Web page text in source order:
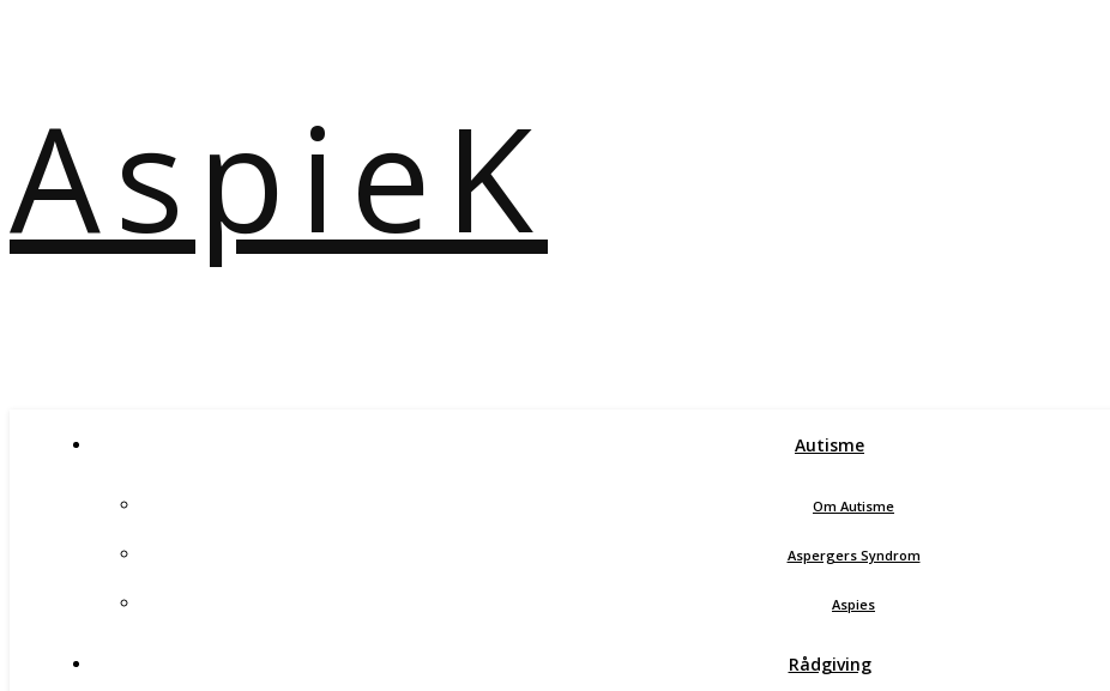
AspieK
Autisme
Om Autisme
Aspergers Syndrom
Aspies
Rådgiving